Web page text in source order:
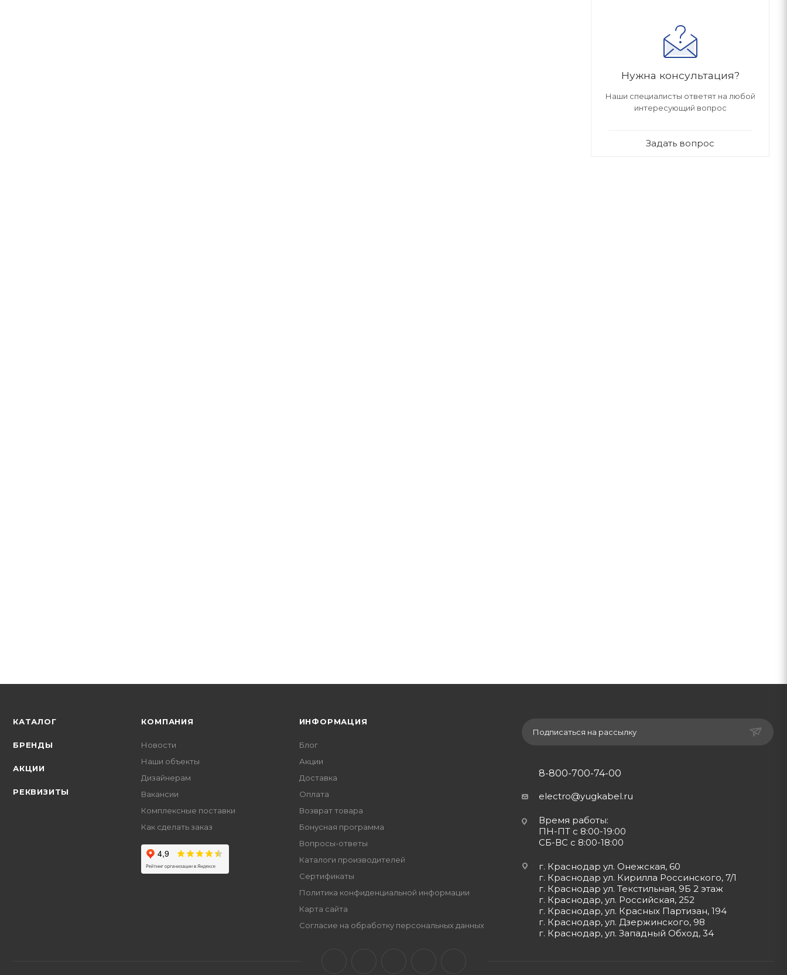
Нужна консультация?
Наши специалисты ответят на любой
интересующий вопрос
Задать вопрос
КАТАЛОГ
БРЕНДЫ
АКЦИИ
РЕКВИЗИТЫ
КОМПАНИЯ
Новости
Наши объекты
Дизайнерам
Вакансии
Комплексные поставки
Как сделать заказ
ИНФОРМАЦИЯ
Блог
Акции
Доставка
Оплата
Возврат товара
Бонусная программа
Вопросы-ответы
Каталоги производителей
Сертификаты
Политика конфиденциальной информации
Карта сайта
Согласие на обработку персональных данных
Подписаться на рассылку
8-800-700-74-00
electro@yugkabel.ru
Время работы:
ПН-ПТ с 8:00-19:00
СБ-ВС с 8:00-18:00
г. Краснодар ул. Онежская, 60
г. Краснодар ул. Кирилла Россинского, 7/1
г. Краснодар ул. Текстильная, 9Б 2 этаж
г. Краснодар, ул. Российская, 252
г. Краснодар, ул. Красных Партизан, 194
г. Краснодар, ул. Дзержинского, 98
г. Краснодар, ул. Западный Обход, 34